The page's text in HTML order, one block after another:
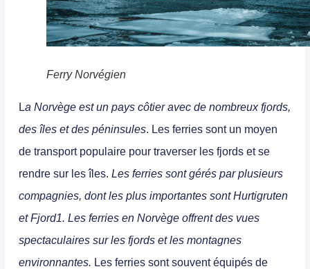
Ferry Norvégien
La Norvège est un pays côtier avec de nombreux fjords,
des îles et des péninsules. Les ferries sont un moyen
de transport populaire pour traverser les fjords et se
rendre sur les îles. Les ferries sont gérés par plusieurs
compagnies, dont les plus importantes sont Hurtigruten
et Fjord1. Les ferries en Norvège offrent des vues
spectaculaires sur les fjords et les montagnes
environnantes. Les ferries sont souvent équipés de